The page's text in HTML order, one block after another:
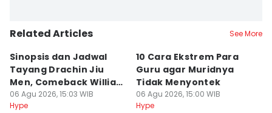
Related Articles See More
Sinopsis dan Jadwal
Tayang Drachin Jiu
Men, Comeback William
Chan
06 Agu 2026, 15:03 WIB
Hype
10 Cara Ekstrem Para
Guru agar Muridnya
Tidak Menyontek
06 Agu 2026, 15:00 WIB
Hype